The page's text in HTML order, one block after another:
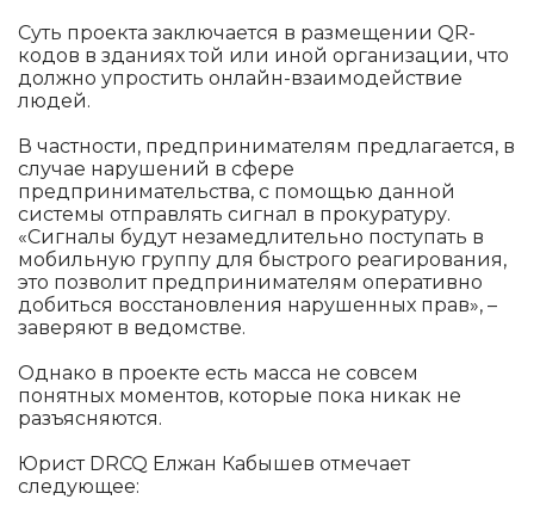
Суть проекта заключается в размещении QR-
кодов в зданиях той или иной организации, что
должно упростить онлайн-взаимодействие
людей.
В частности, предпринимателям предлагается, в
случае нарушений в сфере
предпринимательства, с помощью данной
системы отправлять сигнал в прокуратуру.
«Сигналы будут незамедлительно поступать в
мобильную группу для быстрого реагирования,
это позволит предпринимателям оперативно
добиться восстановления нарушенных прав», –
заверяют в ведомстве.
Однако в проекте есть масса не совсем
понятных моментов, которые пока никак не
разъясняются.
Юрист DRCQ Елжан Кабышев отмечает
следующее: